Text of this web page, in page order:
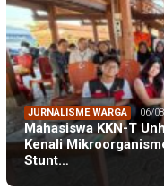
JURNALISME WARGA 06/
Mahasiswa KKN-T
Kenali
Stunt…